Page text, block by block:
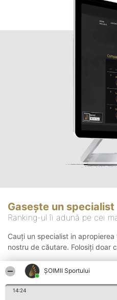
ȘOIMII Sportului
14:24
Gasește un specialist
Ranking-ul îi adună pe cei
Cauți un specialist in
nostru de căutare. Folosiți doar